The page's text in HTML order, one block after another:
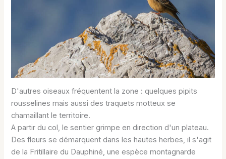
D'autres oiseaux fréquentent la zone : quelques pipits
rousselines mais aussi des traquets motteux se
chamaillant le territoire.
A partir du col, le sentier grimpe en direction d'un plateau.
Des fleurs se démarquent dans les hautes herbes, il s'agit
de la Fritillaire du Dauphiné, une espèce montagnarde